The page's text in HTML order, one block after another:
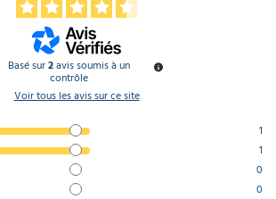
Basé sur2avis soumis à un
contrôle
Voir tous les avis sur ce site
1
1
0
0